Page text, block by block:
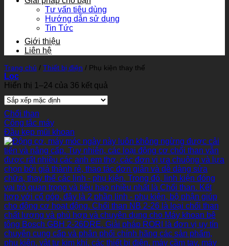
Tư vấn tiêu dùng
Hướng dẫn sử dụng
Tin Tức
Giới thiệu
Liên hệ
Trang chủ / Thiết bị điện / Phụ kiện thay thế
Lọc
Hiển thị 1–24 của 36 kết quả
Chổi than
Công tắc máy
Đầu kẹp mũi khoan